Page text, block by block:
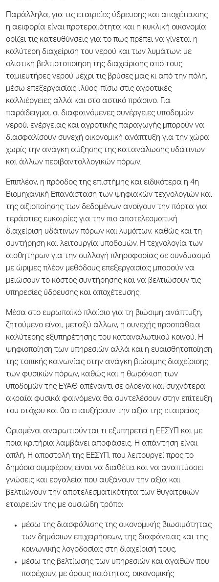
Παράλληλα, για τις εταιρείες ύδρευσης και αποχέτευσης
η αειφορία είναι προτεραιότητα και η κυκλική οικονομία
ορίζει τις κατευθύνσεις για το πως πρέπει να γίνεται η
καλύτερη διαχείριση του νερού και των λυμάτων: με
ολιστική βελτιστοποίηση της διαχείρισης από τους
ταμιευτήρες νερού μέχρι τις βρύσες μας κι από την πόλη,
μέσω επεξεργασίας ιλύος, πίσω στις αγροτικές
καλλιέργειες αλλά και στο αστικό πράσινο. Για
παράδειγμα, οι διαφαινόμενες συνέργειες υποδομών
νερού, ενέργειας και αγροτικής παραγωγής μπορούν να
διασφαλίσουν συνεχή οικονομική ανάπτυξη για την χώρα
χωρίς την ανάγκη αύξησης της κατανάλωσης υδάτινων
και άλλων περιβαντολλογικών πόρων.
Επιπλέον, η πρόοδος της επιστήμης και ειδικότερα η 4η
Βιομηχανική Επανάσταση των ψηφιακών τεχνολογιών και
της αξιοποίησης των δεδομένων ανοίγουν την πόρτα για
τεράστιες ευκαιρίες για την πιο αποτελεσματική
διαχείριση υδάτινων πόρων και λυμάτων, καθώς και τη
συντήρηση και λειτουργία υποδομών. Η τεχνολογία των
αισθητήρων για την συλλογή πληροφορίας σε συνδυασμό
με ώριμες πλέον μεθόδους επεξεργασίας μπορούν να
μειώσουν το κόστος συντήρησης και να βελτιώσουν τις
υπηρεσίες ύδρευσης και αποχέτευσης.
Μέσα στο ευρωπαϊκό πλαίσιο για τη βιώσιμη ανάπτυξη,
ζητούμενο είναι, μεταξύ άλλων, η συνεχής προσπάθεια
καλύτερης εξυπηρέτησης του καταναλωτικού κοινού. Η
ψηφιοποίηση των υπηρεσιών αλλά και η ευαισθητοποίηση
της τοπικής κοινωνίας στην ανάγκη βιώσιμης διαχείρισης
των φυσικών πόρων, καθώς και η θωράκιση των
υποδομών της ΕΥΑΘ απέναντι σε ολοένα και συχνότερα
ακραία φυσικά φαινόμενα θα συντελέσουν στην επίτευξη
του στόχου και θα επαυξήσουν την αξία της εταιρείας.
Ορισμένοι αναρωτιούνται τι εξυπηρετεί η ΕΕΣΥΠ και με
ποια κριτήρια λαμβάνει αποφάσεις. Η απάντηση είναι
απλή. Η αποστολή της ΕΕΣΥΠ, που λειτουργεί προς το
δημόσιο συμφέρον, είναι να διαθέτει και να αναπτύσσει
γνώσεις και εργαλεία που αυξάνουν την αξία και
βελτιώνουν την αποτελεσματικότητα των θυγατρικών
εταιρειών της με ουσιώδη τρόπο:
μέσω της διασφάλισης της οικονομικής βιωσιμότητας
των δημόσιων επιχειρήσεων, της διαφάνειας και της
κοινωνικής λογοδοσίας στη διαχείρισή τους,
μέσω της βελτίωσης των υπηρεσιών και αγαθών που
παρέχουν, με όρους ποιότητας, οικονομικής